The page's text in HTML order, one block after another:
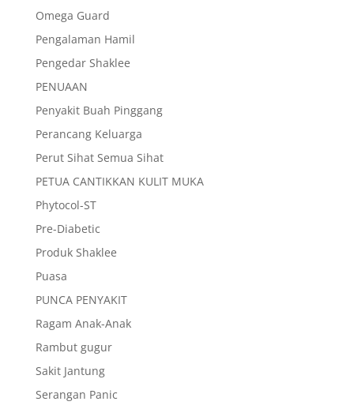
Omega Guard
Pengalaman Hamil
Pengedar Shaklee
PENUAAN
Penyakit Buah Pinggang
Perancang Keluarga
Perut Sihat Semua Sihat
PETUA CANTIKKAN KULIT MUKA
Phytocol-ST
Pre-Diabetic
Produk Shaklee
Puasa
PUNCA PENYAKIT
Ragam Anak-Anak
Rambut gugur
Sakit Jantung
Serangan Panic